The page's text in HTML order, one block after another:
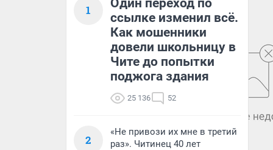
1
Один переход по
ссылке изменил всё.
Как мошенники
довели школьницу в
Чите до попытки
поджога здания
25 136 52
2
«Не привози их мне в третий
раз». Читинец 40 лет